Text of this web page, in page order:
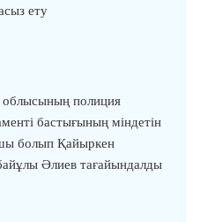
ету
полиция
бастығының міндетін
болып Қайыркен
Әлиев тағайындалды